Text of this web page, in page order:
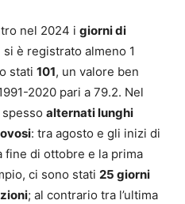
nel 2024 i giorni di
è registrato almeno 1
stati 101, un valore ben
2020 pari a 79.2. Nel
alternati lunghi
: tra agosto e gli inizi di
fine di ottobre e la prima
ci sono stati 25 giorni
; al contrario tra l’ultima